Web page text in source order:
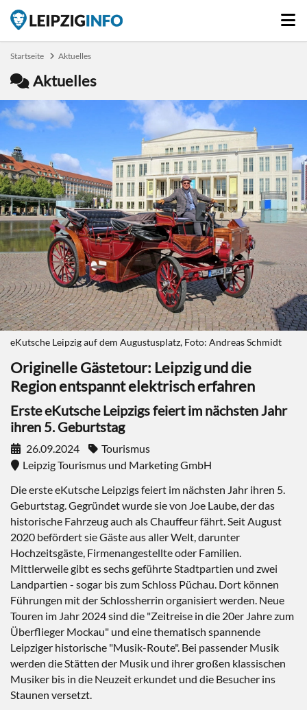
Startseite Aktuelles
Aktuelles
eKutsche Leipzig auf dem Augustusplatz, Foto: Andreas Schmidt
Originelle Gästetour: Leipzig und die
Region entspannt elektrisch erfahren
Erste eKutsche Leipzigs feiert im nächsten Jahr
ihren 5. Geburtstag
26.09.2024
Tourismus
Leipzig Tourismus und Marketing GmbH
Die erste eKutsche Leipzigs feiert im nächsten Jahr ihren 5.
Geburtstag. Gegründet wurde sie von Joe Laube, der das
historische Fahrzeug auch als Chauffeur fährt. Seit August
2020 befördert sie Gäste aus aller Welt, darunter
Hochzeitsgäste, Firmenangestellte oder Familien.
Mittlerweile gibt es sechs geführte Stadtpartien und zwei
Landpartien - sogar bis zum Schloss Püchau. Dort können
Führungen mit der Schlossherrin organisiert werden. Neue
Touren im Jahr 2024 sind die "Zeitreise in die 20er Jahre zum
Überflieger Mockau" und eine thematisch spannende
Leipziger historische "Musik-Route". Bei passender Musik
werden die Stätten der Musik und ihrer großen klassischen
Musiker bis in die Neuzeit erkundet und die Besucher ins
Staunen versetzt.